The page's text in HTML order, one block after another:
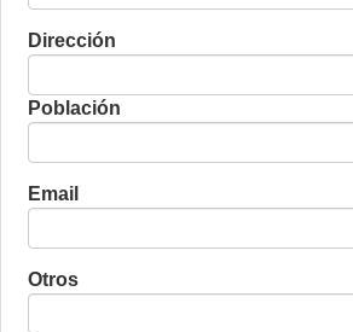
Dirección
Población
Email
Otros